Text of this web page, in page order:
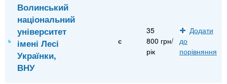
Волинський
національний
університет
імені Лесі
Українки,
ВНУ
є
35
800 грн/
рік
Додати
до
порівняння